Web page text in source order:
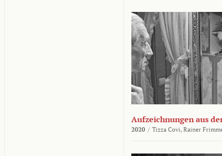
Aufzeichnungen aus
2020 / Tizza Covi, Rainer